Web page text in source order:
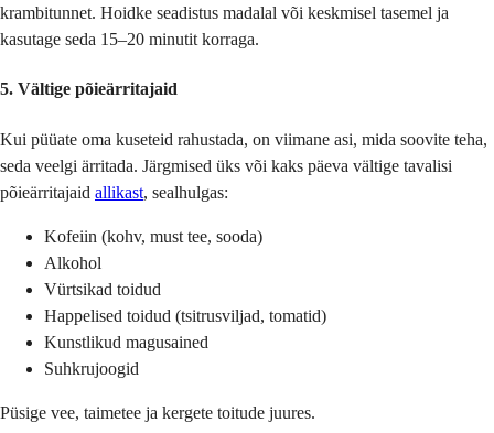
krambitunnet. Hoidke seadistus madalal või keskmisel tasemel ja
kasutage seda 15–20 minutit korraga.
5. Vältige põieärritajaid
Kui püüate oma kuseteid rahustada, on viimane asi, mida soovite teha,
seda veelgi ärritada. Järgmised üks või kaks päeva vältige tavalisi
põieärritajaid allikast, sealhulgas:
Kofeiin (kohv, must tee, sooda)
Alkohol
Vürtsikad toidud
Happelised toidud (tsitrusviljad, tomatid)
Kunstlikud magusained
Suhkrujoogid
Püsige vee, taimetee ja kergete toitude juures.